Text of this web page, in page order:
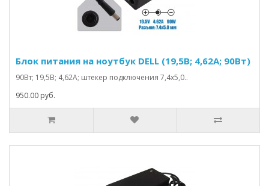
Блок питания на ноутбук DELL (19,5В; 4,62А; 90Вт)
90Вт; 19,5В; 4,62А; штекер подключения 7,4х5,0..
950.00 руб.